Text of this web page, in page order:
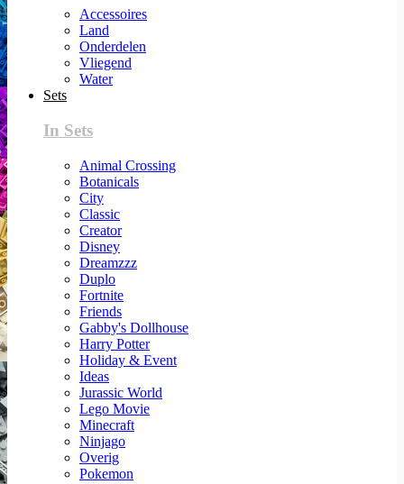
Accessoires
Land
Onderdelen
Vliegend
Water
Sets
In Sets
Animal Crossing
Botanicals
City
Classic
Creator
Disney
Dreamzzz
Duplo
Fortnite
Friends
Gabby's Dollhouse
Harry Potter
Holiday & Event
Ideas
Jurassic World
Lego Movie
Minecraft
Ninjago
Overig
Pokemon